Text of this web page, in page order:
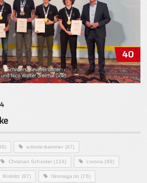
arbeiterkammer (47)
Christian Scheider (124) corona (69)
filmblitz (87) filmmagazin (76)